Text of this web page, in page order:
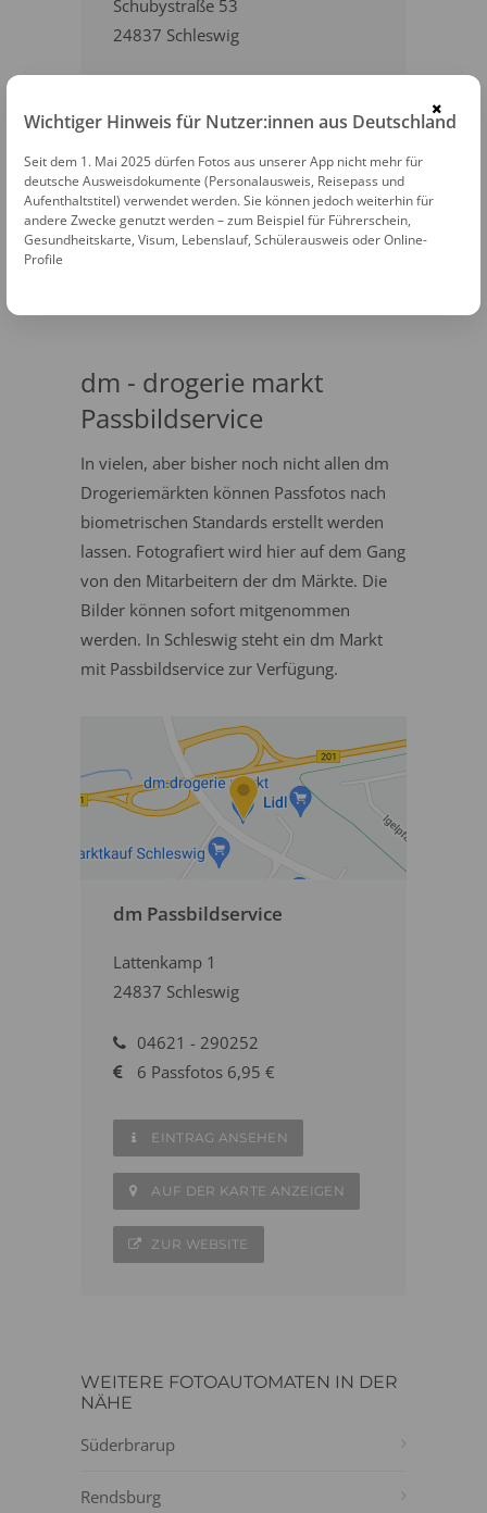
Schubystraße 53
24837 Schleswig
AUF DER KARTE ANZEIGEN
dm - drogerie markt
Passbildservice
In vielen, aber bisher noch nicht allen dm
Drogeriemärkten können Passfotos nach
biometrischen Standards erstellt werden
lassen. Fotografiert wird hier auf dem Gang
von den Mitarbeitern der dm Märkte. Die
Bilder können sofort mitgenommen
werden. In Schleswig steht ein dm Markt
mit Passbildservice zur Verfügung.
dm Passbildservice
Lattenkamp 1
24837 Schleswig
04621 - 290252
6 Passfotos 6,95 €
EINTRAG ANSEHEN
AUF DER KARTE ANZEIGEN
ZUR WEBSITE
WEITERE FOTOAUTOMATEN IN DER
NÄHE
Süderbrarup
Rendsburg
×
Wichtiger Hinweis für Nutzer:innen aus Deutschland
Seit dem 1. Mai 2025 dürfen Fotos aus unserer App nicht mehr für
deutsche Ausweisdokumente (Personalausweis, Reisepass und
Aufenthaltstitel) verwendet werden. Sie können jedoch weiterhin für
andere Zwecke genutzt werden – zum Beispiel für Führerschein,
Gesundheitskarte, Visum, Lebenslauf, Schülerausweis oder Online-
Profile